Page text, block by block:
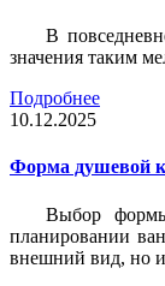
В
значения таким
Подробнее
10.12.2025
Форма душевой
Выбор
планировании
внешний вид, но